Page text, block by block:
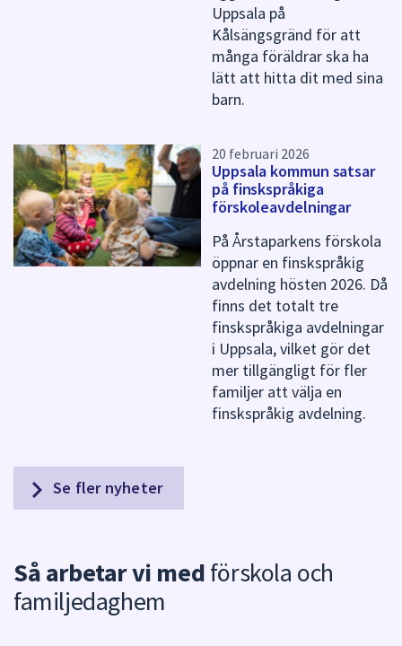
Uppsala på
Kålsängsgränd för att
många föräldrar ska ha
lätt att hitta dit med sina
barn.
20 februari 2026
Uppsala kommun satsar
på finskspråkiga
förskoleavdelningar
På Årstaparkens förskola
öppnar en finskspråkig
avdelning hösten 2026. Då
finns det totalt tre
finskspråkiga avdelningar
i Uppsala, vilket gör det
mer tillgängligt för fler
familjer att välja en
finskspråkig avdelning.
Se fler nyheter
Så arbetar vi medförskola och
familjedaghem